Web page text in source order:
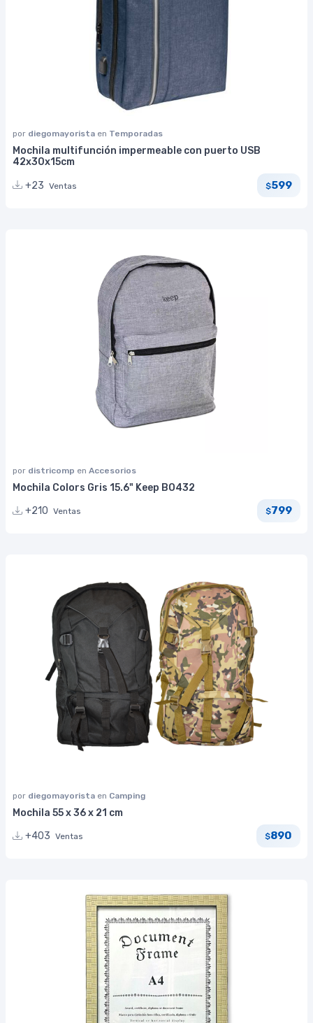
por diegomayorista en Temporadas
Mochila multifunción impermeable con puerto USB
42x30x15cm
+23 Ventas $599
por districomp en Accesorios
Mochila Colors Gris 15.6" Keep BO432
+210 Ventas $799
por diegomayorista en Camping
Mochila 55 x 36 x 21 cm
+403 Ventas $890